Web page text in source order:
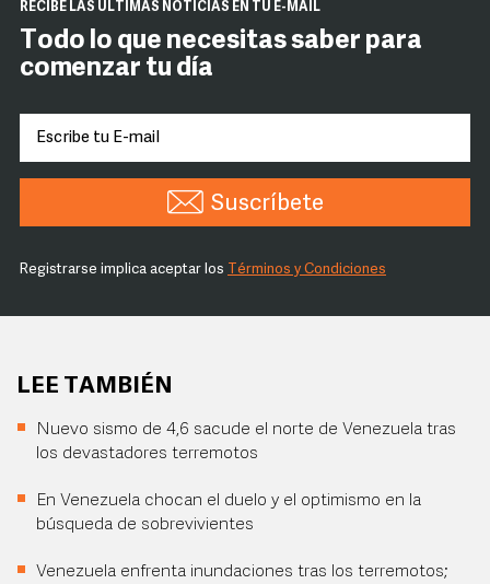
RECIBE LAS ÚLTIMAS NOTICIAS EN TU E-MAIL
Todo lo que necesitas saber para
comenzar tu día
Suscríbete
Registrarse implica aceptar los Términos y Condiciones
LEE TAMBIÉN
Nuevo sismo de 4,6 sacude el norte de Venezuela tras
los devastadores terremotos
En Venezuela chocan el duelo y el optimismo en la
búsqueda de sobrevivientes
Venezuela enfrenta inundaciones tras los terremotos;